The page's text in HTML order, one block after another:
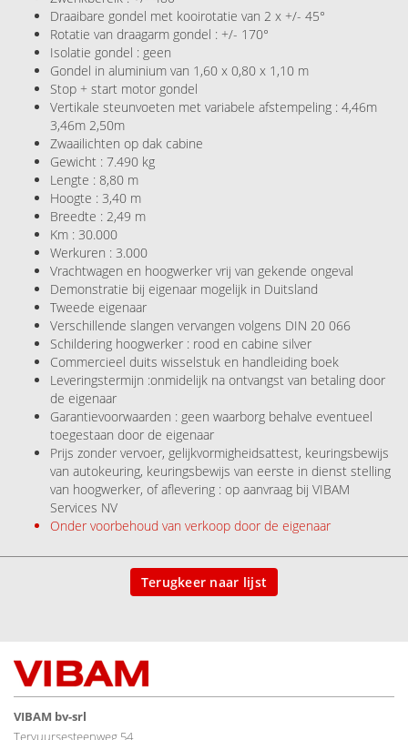
Draaibare gondel met kooirotatie van 2 x +/- 45°
Rotatie van draagarm gondel : +/- 170°
Isolatie gondel : geen
Gondel in aluminium van 1,60 x 0,80 x 1,10 m
Stop + start motor gondel
Vertikale steunvoeten met variabele afstempeling : 4,46m
3,46m 2,50m
Zwaailichten op dak cabine
Gewicht : 7.490 kg
Lengte : 8,80 m
Hoogte : 3,40 m
Breedte : 2,49 m
Km : 30.000
Werkuren : 3.000
Vrachtwagen en hoogwerker vrij van gekende ongeval
Demonstratie bij eigenaar mogelijk in Duitsland
Tweede eigenaar
Verschillende slangen vervangen volgens DIN 20 066
Schildering hoogwerker : rood en cabine silver
Commercieel duits wisselstuk en handleiding boek
Leveringstermijn :onmidelijk na ontvangst van betaling door
de eigenaar
Garantievoorwaarden : geen waarborg behalve eventueel
toegestaan door de eigenaar
Prijs zonder vervoer, gelijkvormigheidsattest, keuringsbewijs
van autokeuring, keuringsbewijs van eerste in dienst stelling
van hoogwerker, of aflevering : op aanvraag bij VIBAM
Services NV
Onder voorbehoud van verkoop door de eigenaar
Terugkeer naar lijst
VIBAM bv-srl
Tervuursesteenweg 54